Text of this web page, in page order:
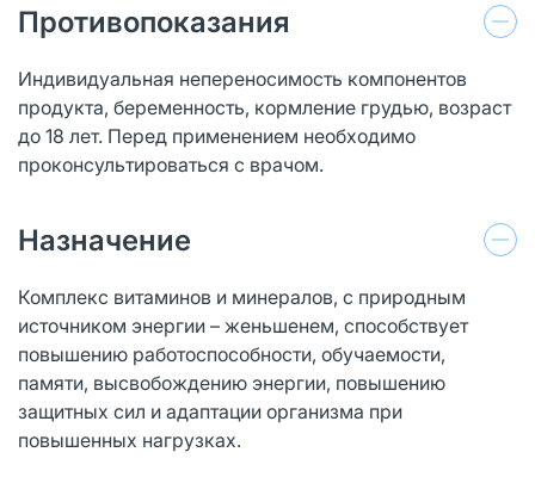
Противопоказания
Индивидуальная непереносимость компонентов
продукта, беременность, кормление грудью, возраст
до 18 лет. Перед применением необходимо
проконсультироваться с врачом.
Назначение
Комплекс витаминов и минералов, с природным
источником энергии – женьшенем, способствует
повышению работоспособности, обучаемости,
памяти, высвобождению энергии, повышению
защитных сил и адаптации организма при
повышенных нагрузках.